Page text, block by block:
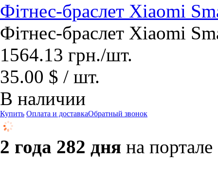
Фітнес-браслет Xiaomi
Фітнес-браслет Xiaomi
1564.13 грн./шт.
35.00 $ / шт.
В наличии
Купить Оплата и доставкаОбратный звонок
2 года 282 дня на портале